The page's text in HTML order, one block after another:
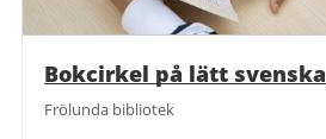
Bokcirkel på lätt svenska
Frölunda bibliotek